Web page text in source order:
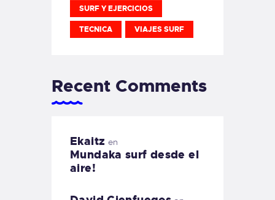
SURF Y EJERCICIOS
TECNICA VIAJES SURF
Recent Comments
Ekaitz en
Mundaka surf desde el
aire!